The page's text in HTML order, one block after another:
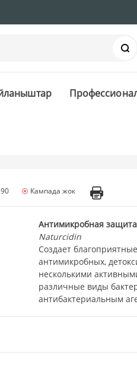
Кампада жок
Антимикробная
Naturcidin
Создает
антимикробных,
несколькими
различные виды
антибактериальным